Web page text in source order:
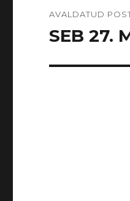
AVALDATUD
SEB 27.